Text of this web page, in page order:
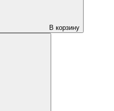
В корзину